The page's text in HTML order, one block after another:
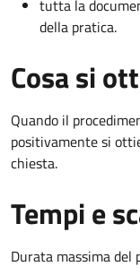
tutta la
della pratica.
Cosa si
Quando il
positivamente si
chiesta.
Tempi e
Durata massima